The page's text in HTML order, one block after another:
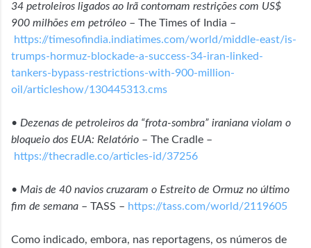
34 petroleiros ligados ao Irã contornam restrições com US$
900 milhões em petróleo – The Times of India –
https://timesofindia.indiatimes.com/world/middle-east/is-
trumps-hormuz-blockade-a-success-34-iran-linked-
tankers-bypass-restrictions-with-900-million-
oil/articleshow/130445313.cms
• Dezenas de petroleiros da “frota-sombra” iraniana violam o
bloqueio dos EUA: Relatório – The Cradle –
https://thecradle.co/articles-id/37256
• Mais de 40 navios cruzaram o Estreito de Ormuz no último
fim de semana – TASS – https://tass.com/world/2119605
Como indicado, embora, nas reportagens, os números de